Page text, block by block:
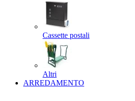
Cassette postali
Altri
ARREDAMENTO